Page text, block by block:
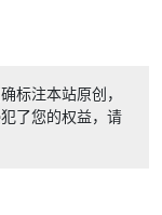
标注本站原创，
了您的权益，请